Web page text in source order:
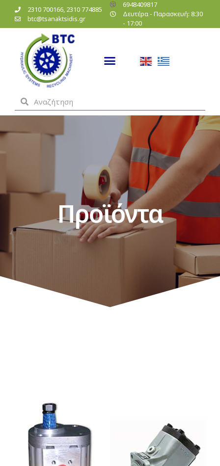
2310 700166, 2310 774885
btc@tsanaktsidis.gr
6948409817
Δευτέρα - Παρασκευή: 8:30
- 17:00
Προϊόντα